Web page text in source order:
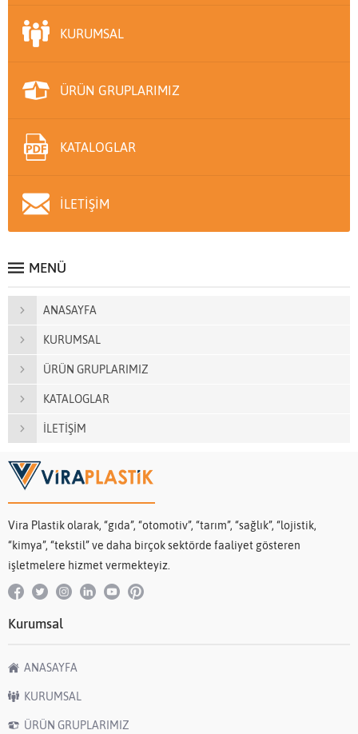
KURUMSAL
ÜRÜN GRUPLARIMIZ
KATALOGLAR
İLETİŞİM
MENÜ
ANASAYFA
KURUMSAL
ÜRÜN GRUPLARIMIZ
KATALOGLAR
İLETİŞİM
Vira Plastik olarak, “gıda”, “otomotiv”, “tarım”, “sağlık”, “lojistik,
“kimya”, “tekstil” ve daha birçok sektörde faaliyet gösteren
işletmelere hizmet vermekteyiz.
Kurumsal
ANASAYFA
KURUMSAL
ÜRÜN GRUPLARIMIZ